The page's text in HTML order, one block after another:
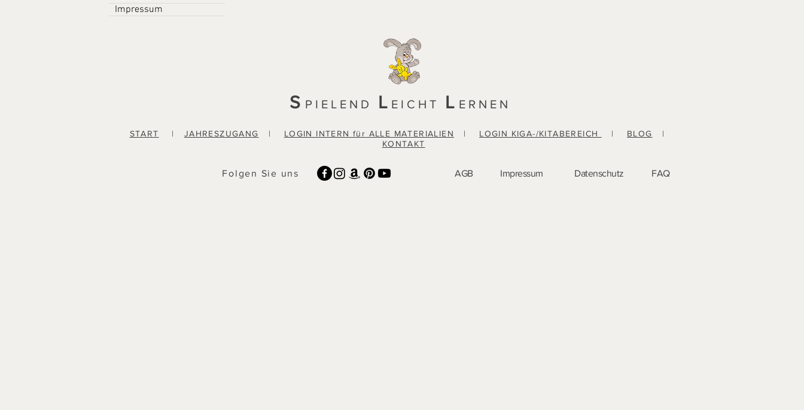
Impressum
S PIELEND L EICHT L ERNEN
START | JAHRESZUGANG | LOGIN INTERN für ALLE MATERIALIEN | LOGIN KIGA-/KITABEREICH | BLOG
|
KONTAKT
Folgen Sie uns AGB Impressum Datenschutz FAQ